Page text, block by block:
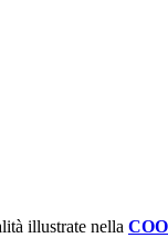
illustrate nella